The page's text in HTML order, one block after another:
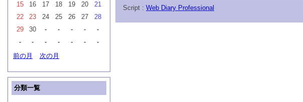
15
16 17 18 19 20
21
22
23 24 25 26 27
28
29
30 - - - -
-
-
- - - - -
-
前の月
次の月
分類一覧
Script : Web Diary Professional